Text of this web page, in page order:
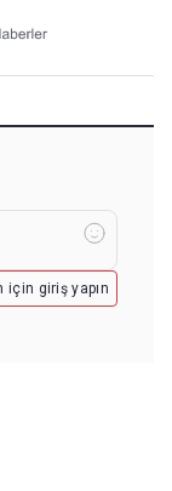
için giriş yapın